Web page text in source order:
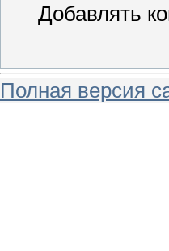
Добавлять
Полная версия